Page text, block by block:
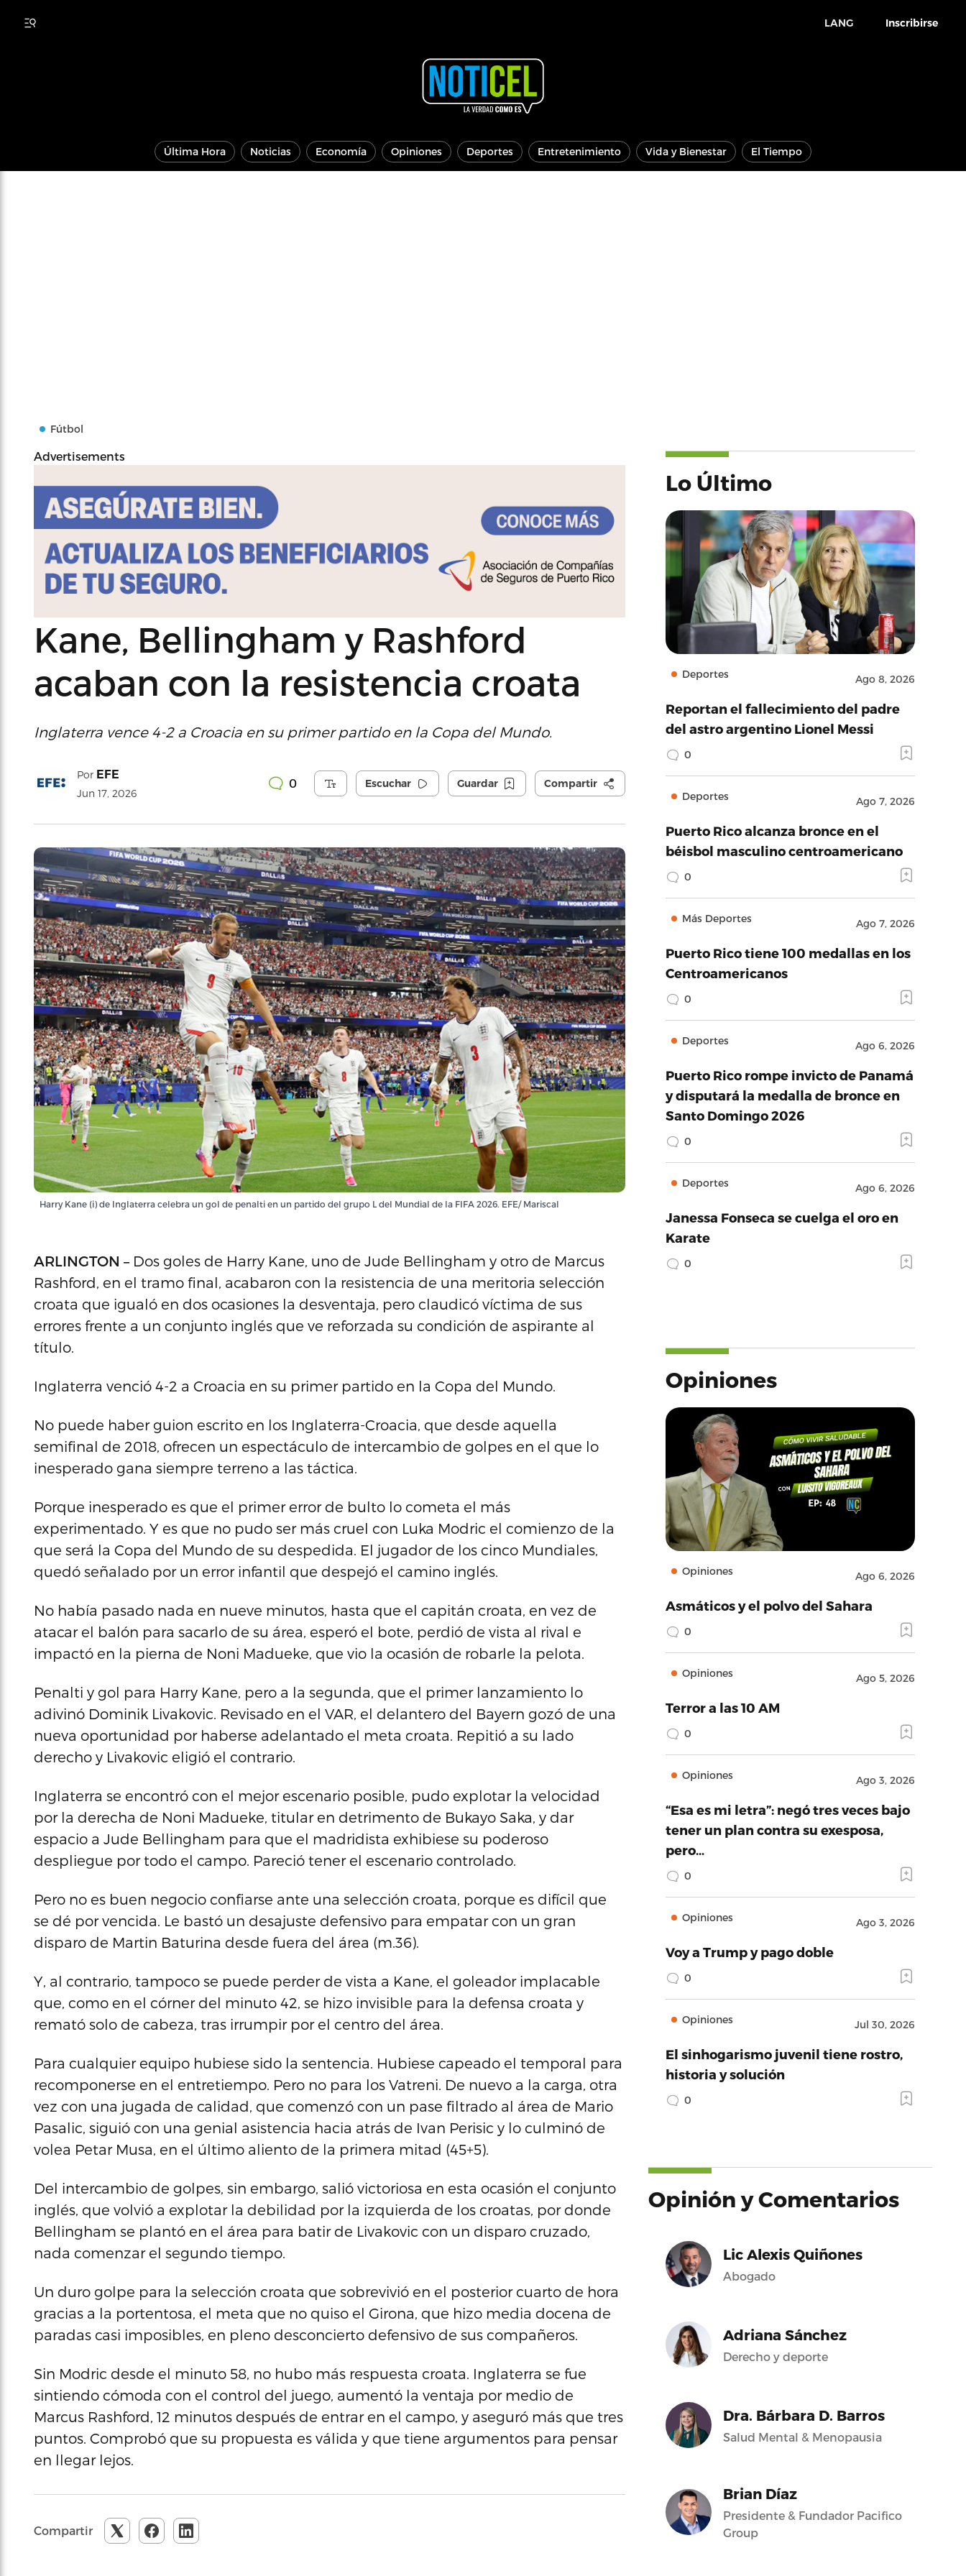
LANG Inscribirse
Última Hora Noticias Economía Opiniones Deportes Entretenimiento Vida y Bienestar El Tiempo
Fútbol
Advertisements
Kane, Bellingham y Rashford
acaban con la resistencia croata
Inglaterra vence 4-2 a Croacia en su primer partido en la Copa del Mundo.
Por EFE
Jun 17, 2026
0 Escuchar Guardar Compartir
Harry Kane (i) de Inglaterra celebra un gol de penalti en un partido del grupo L del Mundial de la FIFA 2026. EFE/ Mariscal
ARLINGTON – Dos goles de Harry Kane, uno de Jude Bellingham y otro de Marcus
Rashford, en el tramo final, acabaron con la resistencia de una meritoria selección
croata que igualó en dos ocasiones la desventaja, pero claudicó víctima de sus
errores frente a un conjunto inglés que ve reforzada su condición de aspirante al
título.
Inglaterra venció 4-2 a Croacia en su primer partido en la Copa del Mundo.
No puede haber guion escrito en los Inglaterra-Croacia, que desde aquella
semifinal de 2018, ofrecen un espectáculo de intercambio de golpes en el que lo
inesperado gana siempre terreno a las táctica.
Porque inesperado es que el primer error de bulto lo cometa el más
experimentado. Y es que no pudo ser más cruel con Luka Modric el comienzo de la
que será la Copa del Mundo de su despedida. El jugador de los cinco Mundiales,
quedó señalado por un error infantil que despejó el camino inglés.
No había pasado nada en nueve minutos, hasta que el capitán croata, en vez de
atacar el balón para sacarlo de su área, esperó el bote, perdió de vista al rival e
impactó en la pierna de Noni Madueke, que vio la ocasión de robarle la pelota.
Penalti y gol para Harry Kane, pero a la segunda, que el primer lanzamiento lo
adivinó Dominik Livakovic. Revisado en el VAR, el delantero del Bayern gozó de una
nueva oportunidad por haberse adelantado el meta croata. Repitió a su lado
derecho y Livakovic eligió el contrario.
Inglaterra se encontró con el mejor escenario posible, pudo explotar la velocidad
por la derecha de Noni Madueke, titular en detrimento de Bukayo Saka, y dar
espacio a Jude Bellingham para que el madridista exhibiese su poderoso
despliegue por todo el campo. Pareció tener el escenario controlado.
Pero no es buen negocio confiarse ante una selección croata, porque es difícil que
se dé por vencida. Le bastó un desajuste defensivo para empatar con un gran
disparo de Martin Baturina desde fuera del área (m.36).
Y, al contrario, tampoco se puede perder de vista a Kane, el goleador implacable
que, como en el córner del minuto 42, se hizo invisible para la defensa croata y
remató solo de cabeza, tras irrumpir por el centro del área.
Para cualquier equipo hubiese sido la sentencia. Hubiese capeado el temporal para
recomponerse en el entretiempo. Pero no para los Vatreni. De nuevo a la carga, otra
vez con una jugada de calidad, que comenzó con un pase filtrado al área de Mario
Pasalic, siguió con una genial asistencia hacia atrás de Ivan Perisic y lo culminó de
volea Petar Musa, en el último aliento de la primera mitad (45+5).
Del intercambio de golpes, sin embargo, salió victoriosa en esta ocasión el conjunto
inglés, que volvió a explotar la debilidad por la izquierda de los croatas, por donde
Bellingham se plantó en el área para batir de Livakovic con un disparo cruzado,
nada comenzar el segundo tiempo.
Un duro golpe para la selección croata que sobrevivió en el posterior cuarto de hora
gracias a la portentosa, el meta que no quiso el Girona, que hizo media docena de
paradas casi imposibles, en pleno desconcierto defensivo de sus compañeros.
Sin Modric desde el minuto 58, no hubo más respuesta croata. Inglaterra se fue
sintiendo cómoda con el control del juego, aumentó la ventaja por medio de
Marcus Rashford, 12 minutos después de entrar en el campo, y aseguró más que tres
puntos. Comprobó que su propuesta es válida y que tiene argumentos para pensar
en llegar lejos.
Compartir
Lo Último
Deportes Ago 8, 2026
Reportan el fallecimiento del padre
del astro argentino Lionel Messi
0
Deportes Ago 7, 2026
Puerto Rico alcanza bronce en el
béisbol masculino centroamericano
0
Más Deportes Ago 7, 2026
Puerto Rico tiene 100 medallas en los
Centroamericanos
0
Deportes Ago 6, 2026
Puerto Rico rompe invicto de Panamá
y disputará la medalla de bronce en
Santo Domingo 2026
0
Deportes Ago 6, 2026
Janessa Fonseca se cuelga el oro en
Karate
0
Opiniones
Opiniones Ago 6, 2026
Asmáticos y el polvo del Sahara
0
Opiniones Ago 5, 2026
Terror a las 10 AM
0
Opiniones Ago 3, 2026
“Esa es mi letra”: negó tres veces bajo
tener un plan contra su exesposa,
pero…
0
Opiniones Ago 3, 2026
Voy a Trump y pago doble
0
Opiniones Jul 30, 2026
El sinhogarismo juvenil tiene rostro,
historia y solución
0
Opinión y Comentarios
Lic Alexis Quiñones
Abogado
Adriana Sánchez
Derecho y deporte
Dra. Bárbara D. Barros
Salud Mental & Menopausia
Brian Díaz
Presidente & Fundador Pacifico
Group